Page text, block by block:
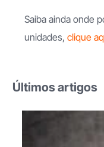
Saiba ainda onde
unidades, clique
Últimos artigos